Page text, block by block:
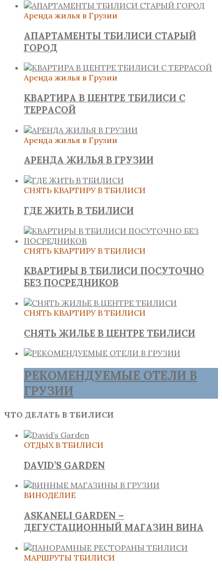
Аренда жилья в Грузии
АПАРТАМЕНТЫ ТБИЛИСИ СТАРЫЙ
ГОРОД
Аренда жилья в Грузии
КВАРТИРА В ЦЕНТРЕ ТБИЛИСИ С
ТЕРРАСОЙ
Аренда жилья в Грузии
АРЕНДА ЖИЛЬЯ В ГРУЗИИ
СНЯТЬ КВАРТИРУ В ТБИЛИСИ
ГДЕ ЖИТЬ В ТБИЛИСИ
СНЯТЬ КВАРТИРУ В ТБИЛИСИ
КВАРТИРЫ В ТБИЛИСИ ПОСУТОЧНО
БЕЗ ПОСРЕДНИКОВ
СНЯТЬ КВАРТИРУ В ТБИЛИСИ
СНЯТЬ ЖИЛЬЕ В ЦЕНТРЕ ТБИЛИСИ
РЕКОМЕНДУЕМЫЕ ОТЕЛИ В
ГРУЗИИ
ЧТО ДЕЛАТЬ В ТБИЛИСИ
ОТДЫХ В ТБИЛИСИ
DAVID’S GARDEN
ВИНОДЕЛИЕ
ASKANELI GARDEN –
ДЕГУСТАЦИОННЫЙ МАГАЗИН ВИНА
МАРШРУТЫ ТБИЛИСИ